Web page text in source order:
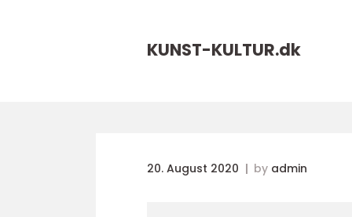
KUNST-KULTUR.dk
20. August 2020 by admin